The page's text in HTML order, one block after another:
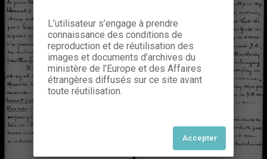
L’utilisateur s’engage à prendre
connaissance des conditions de
reproduction et de réutilisation des
images et documents d’archives du
ministère de l’Europe et des Affaires
étrangères diffusés sur ce site avant
toute réutilisation.